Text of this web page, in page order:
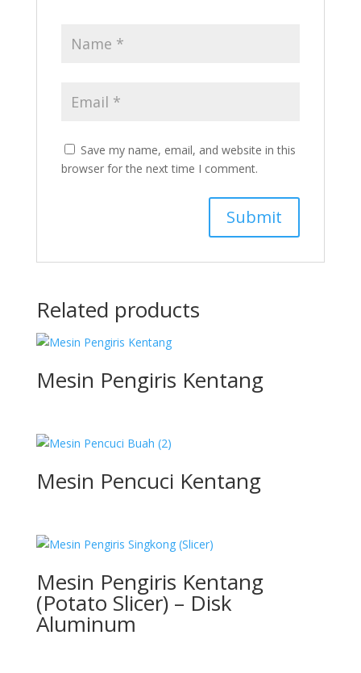
Save my name, email, and website in this
browser for the next time I comment.
Related products
Mesin Pengiris Kentang
Mesin Pencuci Kentang
Mesin Pengiris Kentang
(Potato Slicer) – Disk
Aluminum